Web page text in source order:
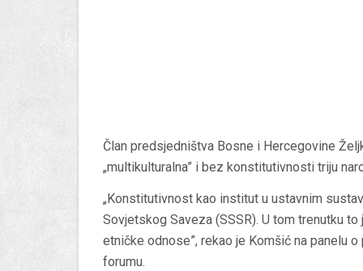
Član predsjedništva Bosne i Hercegovine
„multikulturalna” i bez konstitutivnosti triju
„Konstitutivnost kao institut u ustavnim
Sovjetskog Saveza (SSSR). U tom trenutku
etničke odnose”, rekao je Komšić na panelu
forumu.